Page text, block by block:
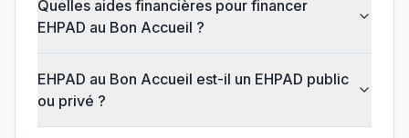
Quelles aides financières pour financer
EHPAD au Bon Accueil ?
EHPAD au Bon Accueil est-il un EHPAD public
ou privé ?